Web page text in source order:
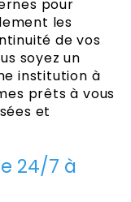
pour
les
de vos
soyez un
institution à
prêts à vous
et
24/7 à